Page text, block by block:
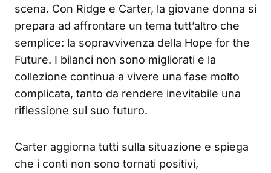
scena. Con Ridge e Carter, la giovane donna si
prepara ad affrontare un tema tutt’altro che
semplice: la sopravvivenza della Hope for the
Future. I bilanci non sono migliorati e la
collezione continua a vivere una fase molto
complicata, tanto da rendere inevitabile una
riflessione sul suo futuro.
Carter aggiorna tutti sulla situazione e spiega
che i conti non sono tornati positivi,